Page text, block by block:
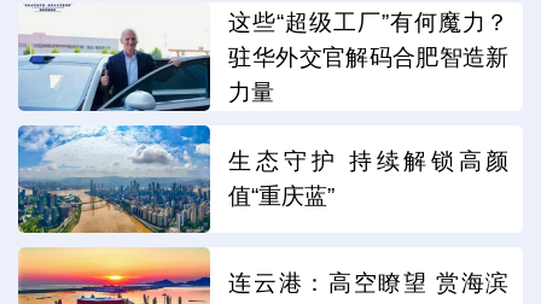
这些“超级工厂”有何魔力？
驻华外交官解码合肥智造新
力量
生态守护 持续解锁高颜
值“重庆蓝”
连云港：高空瞭望 赏海滨